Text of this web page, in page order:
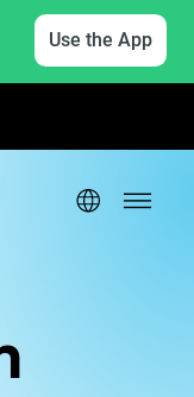
Use the App
boeken